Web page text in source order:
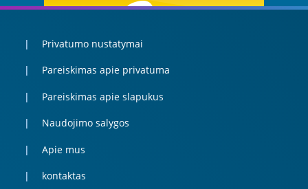
Privatumo nustatymai
Pareiskimas apie privatuma
Pareiskimas apie slapukus
Naudojimo salygos
Apie mus
kontaktas